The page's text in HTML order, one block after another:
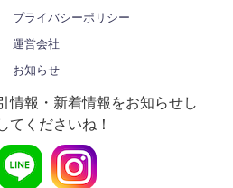
プライバシーポリシー
運営会社
お知らせ
情報・新着情報をお知らせし
てくださいね！